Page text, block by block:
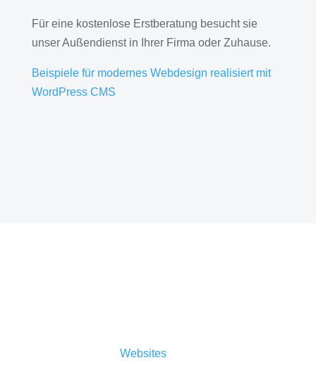
Für eine kostenlose Erstberatung besucht sie
unser Außendienst in Ihrer Firma oder Zuhause.
Beispiele für modernes Webdesign realisiert mit
WordPress CMS
Websitesmüssen täglich